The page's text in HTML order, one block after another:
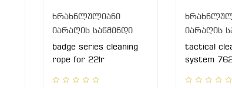
ხრახნლულიანი
იარაღის საწმენდი
badge series cleaning
rope for 22lr
იარაღის
tactical
system